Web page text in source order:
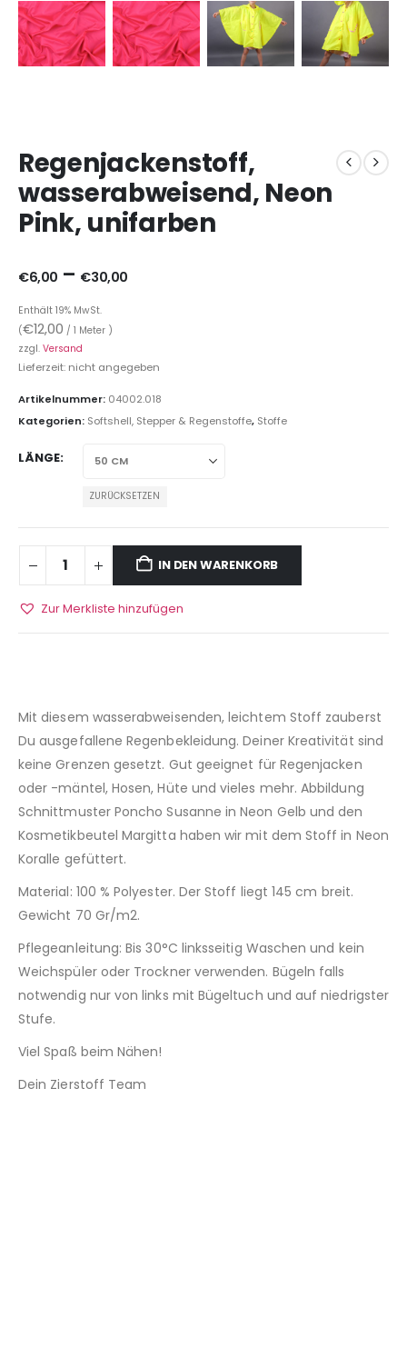
Regenjackenstoff,
wasserabweisend, Neon
Pink, unifarben
€6,00 – €30,00
Enthält 19% MwSt.
(€12,00 / 1 Meter )
zzgl. Versand
Lieferzeit: nicht angegeben
Artikelnummer: 04002.018
Kategorien: Softshell, Stepper & Regenstoffe, Stoffe
LÄNGE
ZURÜCKSETZEN
IN DEN WARENKORB
Zur Merkliste hinzufügen
Mit diesem wasserabweisenden, leichtem Stoff zauberst
Du ausgefallene Regenbekleidung. Deiner Kreativität sind
keine Grenzen gesetzt. Gut geeignet für Regenjacken
oder -mäntel, Hosen, Hüte und vieles mehr. Abbildung
Schnittmuster Poncho Susanne in Neon Gelb und den
Kosmetikbeutel Margitta haben wir mit dem Stoff in Neon
Koralle gefüttert.
Material: 100 % Polyester. Der Stoff liegt 145 cm breit.
Gewicht 70 Gr/m2.
Pflegeanleitung: Bis 30°C linksseitig Waschen und kein
Weichspüler oder Trockner verwenden. Bügeln falls
notwendig nur von links mit Bügeltuch und auf niedrigster
Stufe.
Viel Spaß beim Nähen!
Dein Zierstoff Team